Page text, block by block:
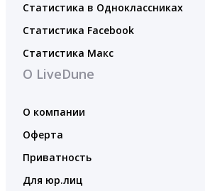
Статистика в Одноклассниках
Статистика Facebook
Статистика Макс
О LiveDune
О компании
Оферта
Приватность
Для юр.лиц